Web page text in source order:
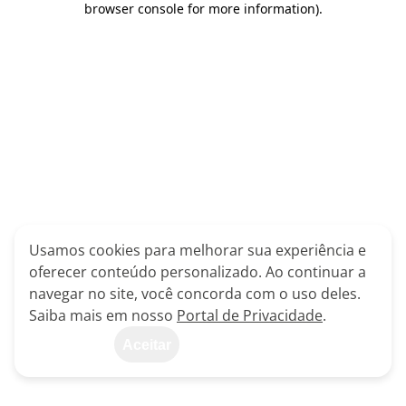
browser console for more information).
Usamos cookies para melhorar sua experiência e
oferecer conteúdo personalizado. Ao continuar a
navegar no site, você concorda com o uso deles.
Saiba mais em nosso Portal de Privacidade.